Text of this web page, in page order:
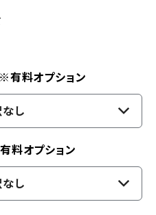
有料オプション
し
料オプション
し